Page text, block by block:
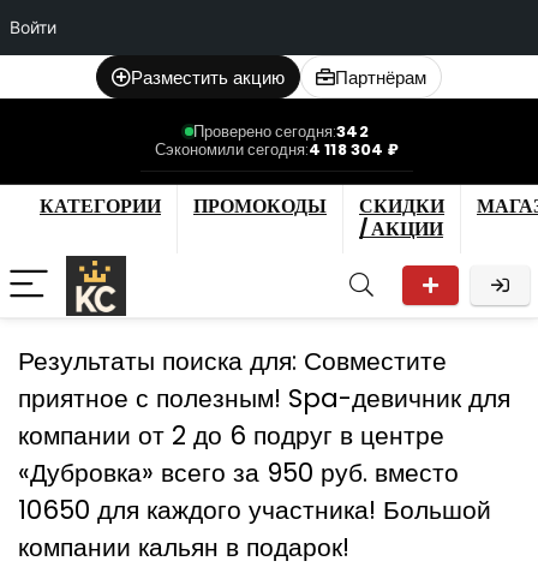
Войти
Разместить акцию Партнёрам
Проверено сегодня:342
Сэкономили сегодня:4 118 304 ₽
КАТЕГОРИИ ПРОМОКОДЫ
СКИДКИ
/ АКЦИИ
Результаты поиска для: Совместите
приятное с полезным! Spa-девичник для
компании от 2 до 6 подруг в центре
«Дубровка» всего за 950 руб. вместо
10650 для каждого участника! Большой
компании кальян в подарок!